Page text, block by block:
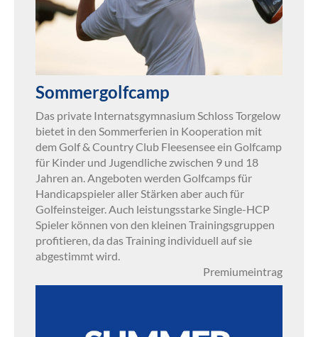
Sommergolfcamp
Das private Internatsgymnasium Schloss Torgelow
bietet in den Sommerferien in Kooperation mit
dem Golf & Country Club Fleesensee ein Golfcamp
für Kinder und Jugendliche zwischen 9 und 18
Jahren an. Angeboten werden Golfcamps für
Handicapspieler aller Stärken aber auch für
Golfeinsteiger. Auch leistungsstarke Single-HCP
Spieler können von den kleinen Trainingsgruppen
profitieren, da das Training individuell auf sie
abgestimmt wird.
Premiumeintrag